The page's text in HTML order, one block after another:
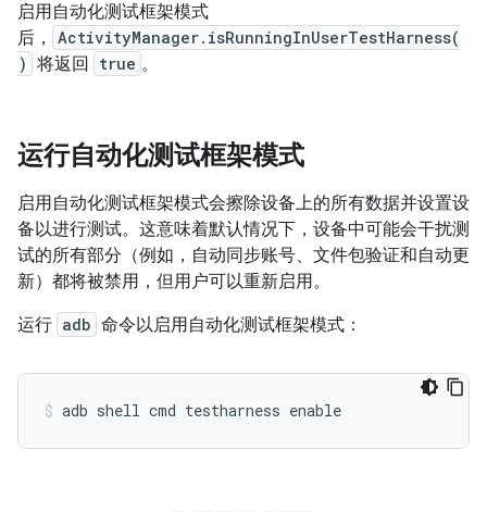
启用自动化测试框架模式
后，
ActivityManager.isRunningInUserTestHarness(
) 将返回 true 。
运行自动化测试框架模式
启用自动化测试框架模式会擦除设备上的所有数据并设置设
备以进行测试。这意味着默认情况下，设备中可能会干扰测
试的所有部分（例如，自动同步账号、文件包验证和自动更
新）都将被禁用，但用户可以重新启用。
运行 adb 命令以启用自动化测试框架模式：
adb shell cmd testharness enable